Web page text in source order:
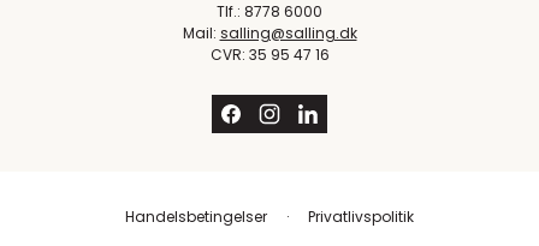
Tlf.: 8778 6000
Mail: salling@salling.dk
CVR: 35 95 47 16
Handelsbetingelser Privatlivspolitik